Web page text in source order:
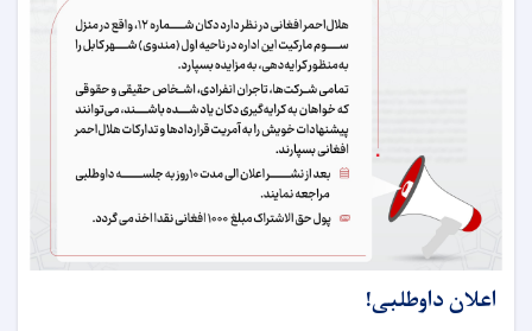
اعلان داوطلبی!